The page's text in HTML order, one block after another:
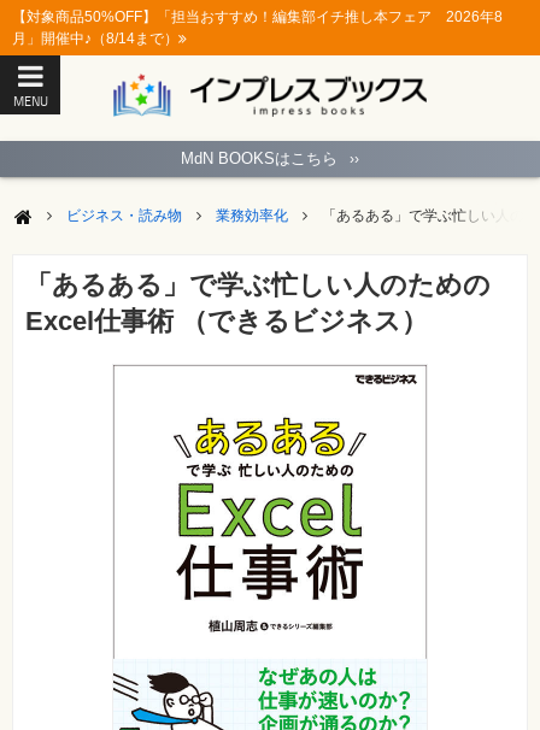
【対象商品50%OFF】「担当おすすめ！編集部イチ推し本フェア 2026年8
月」開催中♪（8/14まで）
MENU
ペ
ジ
ン
ソ
MdN BOOKSはこちら ››
ビジネス・読み物 業務効率化 「あるある」で学ぶ忙しい人の
「あるある」で学ぶ忙しい人のための
Excel仕事術 （できるビジネス）